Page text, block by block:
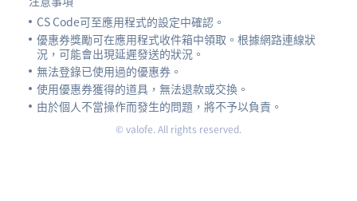
CS Code可至應用程式的設定中確認。
優惠券獎勵可在應用程式收件箱中領取。根據網路連線狀
況，可能會出現延遲發送的狀況。
無法登錄已使用過的優惠券。
使用優惠券獲得的道具，無法退款或交換。
由於個人不當操作而發生的問題，將不予以負責。
© valofe. All rights reserved.